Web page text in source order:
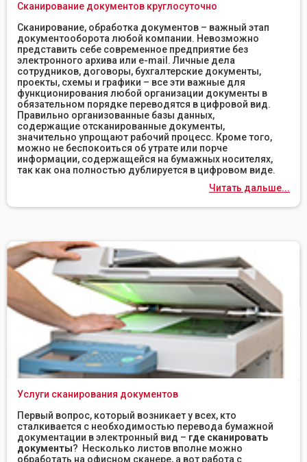
Сканирование документов круглосуточно
Сканирование, обработка документов – важный этап
документооборота любой компании. Невозможно
представить себе современное предприятие без
электронного архива или e-mail. Личные дела
сотрудников, договоры, бухгалтерские документы,
проекты, схемы и графики – все эти важные для
функционирования любой организации документы в
обязательном порядке переводятся в цифровой вид.
Правильно организованные базы данных,
содержащие отсканированные документы,
значительно упрощают рабочий процесс. Кроме того,
можно не беспокоиться об утрате или порче
информации, содержащейся на бумажных носителях,
так как она полностью дублируется в цифровом виде.
Читать дальше...
Услуги сканирования документов
Первый вопрос, который возникает у всех, кто
сталкивается с необходимостью перевода бумажной
документации в электронный вид – где сканировать
документы? Несколько листов вполне можно
обработать на офисном сканере, а вот работа с